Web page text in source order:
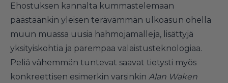
Ehostuksen kannalta kummastelemaan
päästäänkin yleisen terävämmän ulkoasun ohella
muun muassa uusia hahmojamalleja, lisättyjä
yksityiskohtia ja parempaa valaistusteknologiaa.
Peliä vähemmän tuntevat saavat tietysti myös
konkreettisen esimerkin varsinkin Alan Waken